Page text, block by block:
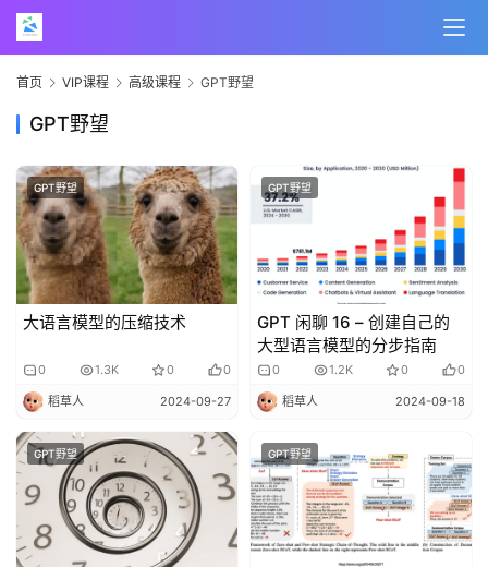
首页 VIP课程 高级课程 GPT野望
GPT野望
GPT野望
大语言模型的压缩技术
0 1.3K 0 0
稻草人 2024-09-27
GPT野望
GPT 闲聊 16 – 创建自己的
大型语言模型的分步指南
0 1.2K 0 0
稻草人 2024-09-18
GPT野望 GPT野望